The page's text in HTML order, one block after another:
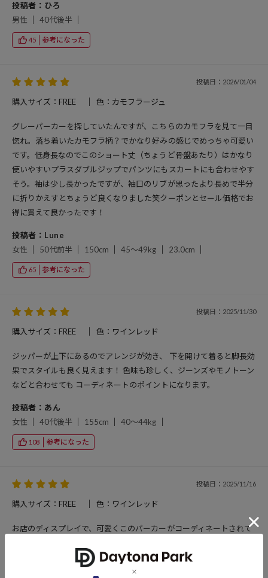
投稿者：ひろ
男性
40代後半
45 参考になった
投稿日：2026/01/04
購入サイズ：FREE 色：カモフラージュ
グレーパーカーを探していたんですが、こちらのカモフラを見て一目
惚れ。落ち着いたカモフラ柄？でかなり好みの感じでめっちゃ可愛い
です。低身長なのでこのショート丈（ちょうど骨盤あたり）はかなり
使いやすいプラスダブルジップでパンツにもスカートにも合わせやす
そう。袖は少し長かったですが、袖口のリブが思ったより長めで半分
に折りかえすとちょうど良くなりました笑クーポンとセール価格でお
得に買えて良かったです！
投稿者：Lune
女性
50代前半 150cm 45～49kg 23.0cm
65 参考になった
投稿日：2025/11/30
購入サイズ：FREE 色：ワインレッド
ジッパーが上下にあるのでアレンジが効き、 下を開けて着ると脚長効
果でスタイルも良く見えます！ 色味も珍しく、ジーンズやモノトーン
などと合わせても コーディネートのポイントになります。
投稿者：あん
女性
40代後半 155cm 40～44kg
108 参考になった
投稿日：2025/11/16
購入サイズ：FREE 色：ワインレッド
お店のディスプレイで、可愛くこのパーカーがコーディネートされて
ンツにも合わせられるので購入しました。 カモフラ柄と悩んでいたの
で、カモフラ柄も買いたいくらい、気に入っています！